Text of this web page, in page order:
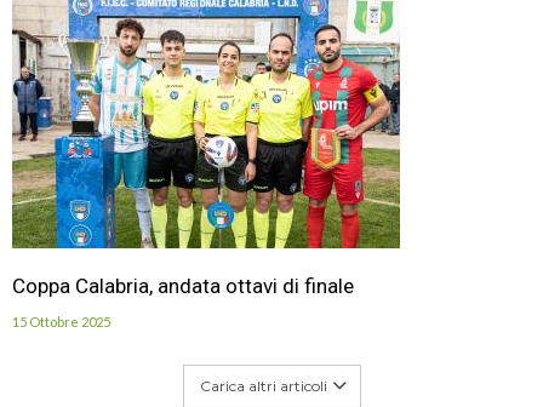
Coppa Calabria, andata ottavi di finale
15 Ottobre 2025
Carica altri articoli